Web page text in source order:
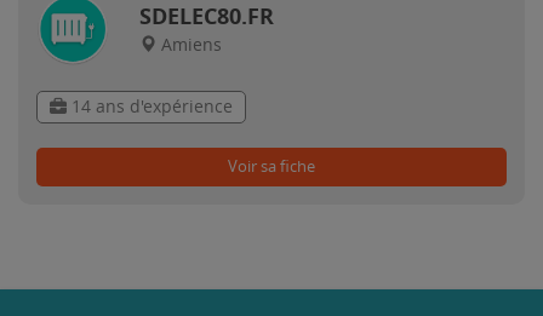
SDELEC80.FR
Amiens
14 ans d'expérience
Voir sa fiche